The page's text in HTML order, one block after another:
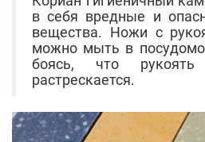
в себя вредные и
вещества. Ножи с
можно мыть в
боясь, что рукоять
растрескается.